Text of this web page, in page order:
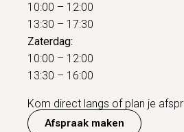
10:00 – 12:00
13:30 – 17:30
Zaterdag:
10:00 – 12:00
13:30 – 16:00
Kom direct langs of plan je
Afspraak maken